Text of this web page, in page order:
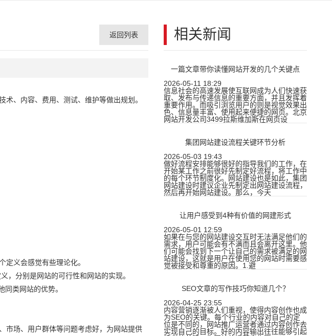
相关新闻
一篇文章带你读懂网站开发的几个关键点
2026-05-11 18:29
信息社会的高速发展使互联网成为人们快速获
取、发布与传递信息的重要方面，并且发挥着
重要作用。而吸引浏览用户的则是视觉效果出
色、信息量丰富、使用起来便捷的网页。北京
网站开发公司3499拉斯维加斯在网页设
集团网站建设流程关键环节分析
2026-05-03 19:43
做好流程安排能够很好的指导我们的工作，在
开始某工作之前很好先制定好流程，将工作中
的每个环节制度化。网站建设也是如此，集团
网站建设时建议企业先制定出网站建设流程，
然后再开始网站建设。那么，今天
让用户感受到4种有价值的网建形式
2026-05-01 12:59
如果在与您的网站建设交互时无法满足他们的
需求，用户可能会有不满而且会离开这里。他
们可能会找到下一个让自己的需求被满足的网
站建设，这就是用户在使用您的网站时需要感
觉被接受和尊重的原因。1.避
SEO文章的写作技巧你知道几个？
2026-04-25 23:55
内容营销逐渐被人们重视，使得内容创作也成
为SEO的关键。每个行业的内容对自己的定
位是不同的，网站推广运营者通过内容创作去
实现自己的目标。好的内容输出往往能够引起
返回列表
、内容、费用、测试、维护等做出规划。
定义会感觉有些理论化。
，分别是网站的可行性和网站的实现。
类网站的优势。
市场、用户群体等问题考虑好，为网站提供